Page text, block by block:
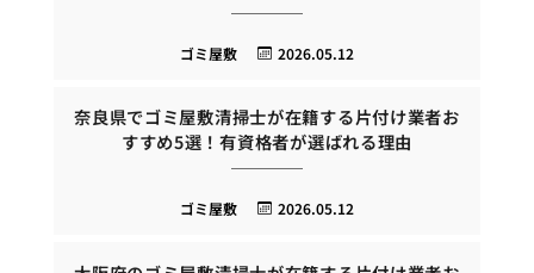
2026.05.12
ゴミ屋敷
奈良県でゴミ屋敷清掃士が在籍する片付け業者お
すすめ5選！有資格者が選ばれる理由
2026.05.12
ゴミ屋敷